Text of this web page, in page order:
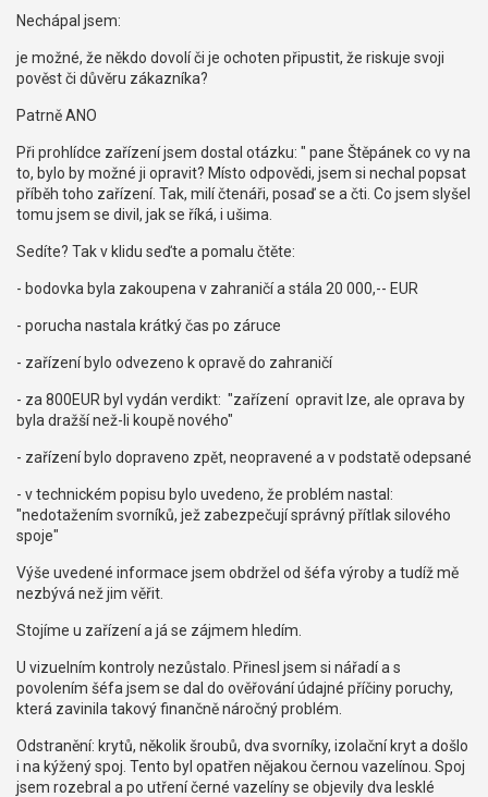
Nechápal jsem:
je možné, že někdo dovolí či je ochoten připustit, že riskuje svoji
pověst či důvěru zákazníka?
Patrně ANO
Při prohlídce zařízení jsem dostal otázku: " pane Štěpánek co vy na
to, bylo by možné ji opravit? Místo odpovědi, jsem si nechal popsat
příběh toho zařízení. Tak, milí čtenáři, posaď se a čti. Co jsem slyšel
tomu jsem se divil, jak se říká, i ušima.
Sedíte? Tak v klidu seďte a pomalu čtěte:
- bodovka byla zakoupena v zahraničí a stála 20 000,-- EUR
- porucha nastala krátký čas po záruce
- zařízení bylo odvezeno k opravě do zahraničí
- za 800EUR byl vydán verdikt: "zařízení opravit lze, ale oprava by
byla dražší než-li koupě nového"
- zařízení bylo dopraveno zpět, neopravené a v podstatě odepsané
- v technickém popisu bylo uvedeno, že problém nastal:
"nedotažením svorníků, jež zabezpečují správný přítlak silového
spoje"
Výše uvedené informace jsem obdržel od šéfa výroby a tudíž mě
nezbývá než jim věřit.
Stojíme u zařízení a já se zájmem hledím.
U vizuelním kontroly nezůstalo. Přinesl jsem si nářadí a s
povolením šéfa jsem se dal do ověřování údajné příčiny poruchy,
která zavinila takový finančně náročný problém.
Odstranění: krytů, několik šroubů, dva svorníky, izolační kryt a došlo
i na kýžený spoj. Tento byl opatřen nějakou černou vazelínou. Spoj
jsem rozebral a po utření černé vazelíny se objevily dva lesklé